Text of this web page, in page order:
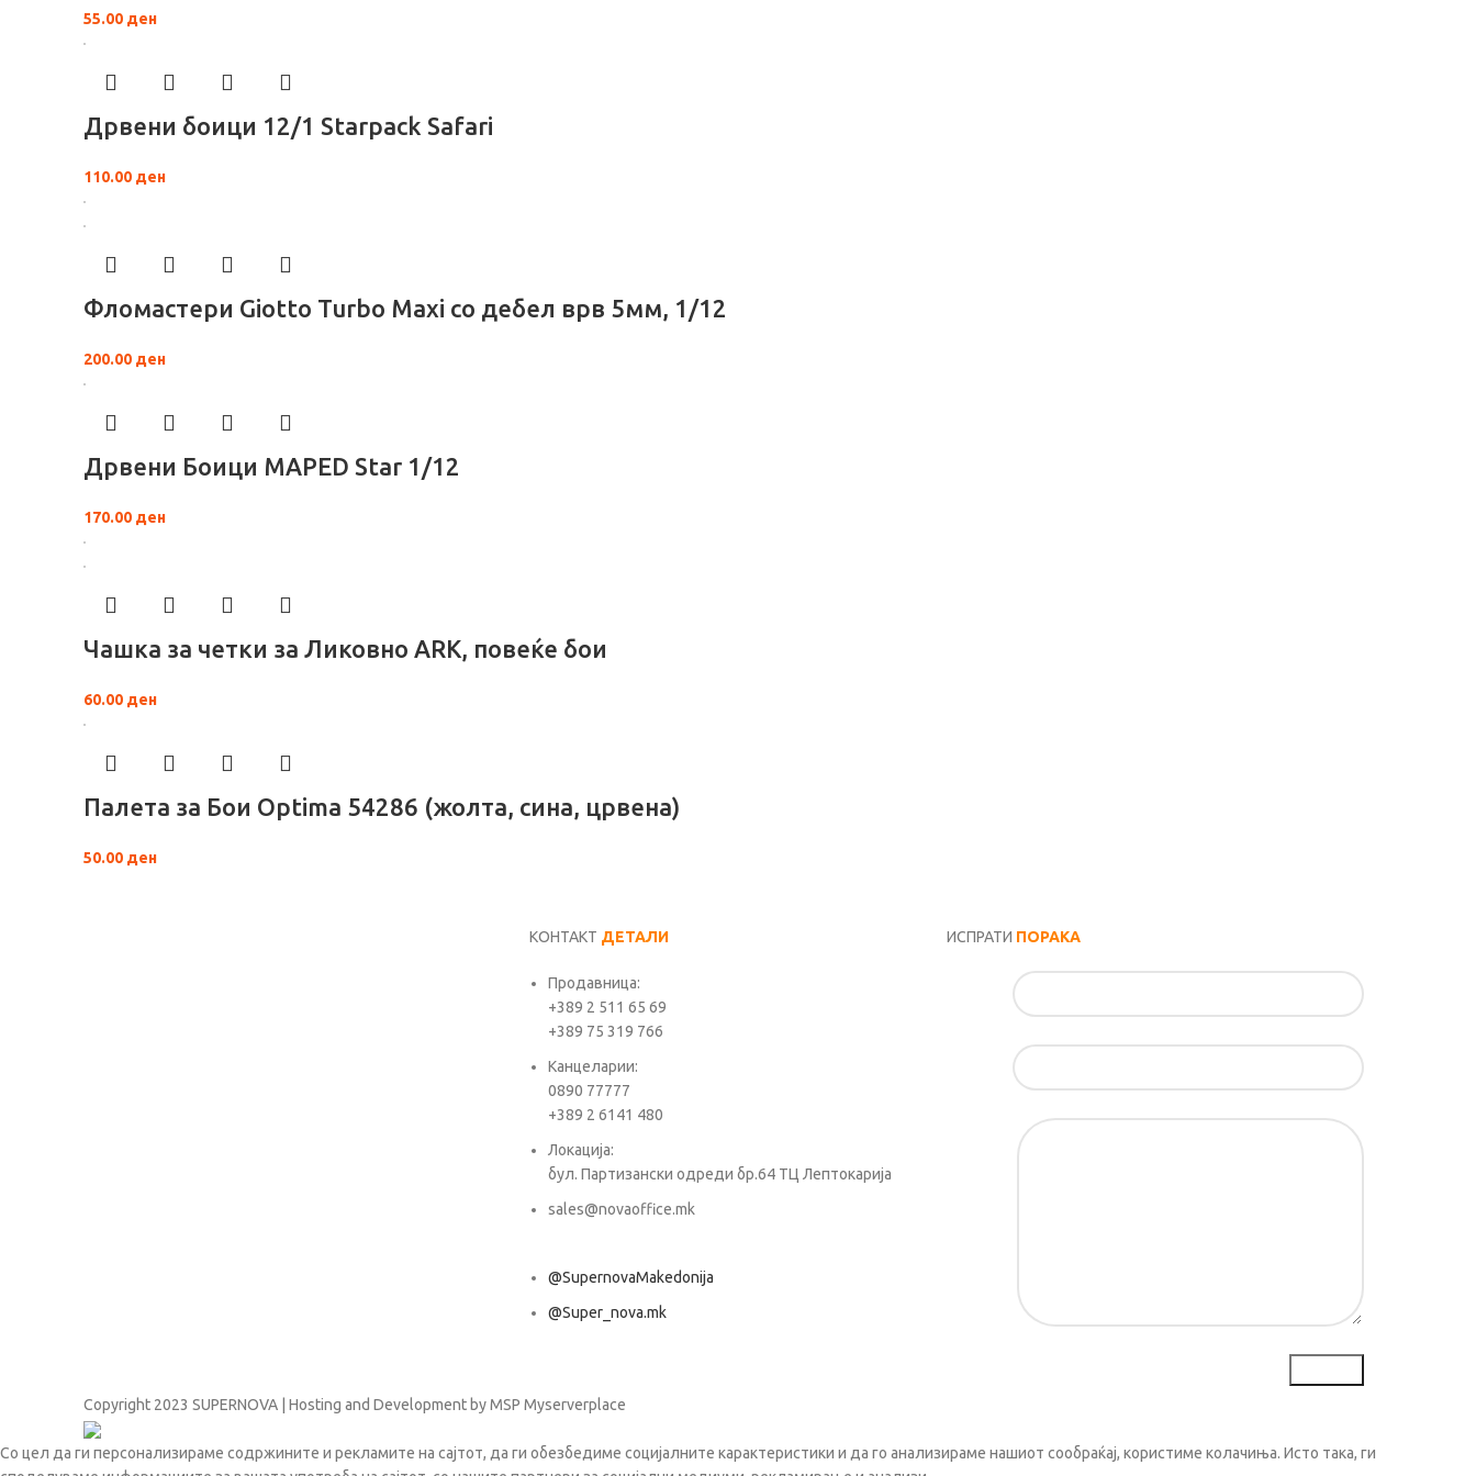
55.00 ден
Дрвени боици 12/1 Starpack Safari
110.00 ден
Фломастери Giotto Turbo Maxi со дебел врв 5мм, 1/12
200.00 ден
Дрвени Боици MAPED Star 1/12
170.00 ден
Чашка за четки за Ликовно ARK, повеќе бои
60.00 ден
Палета за Бои Optima 54286 (жолта, сина, црвена)
50.00 ден
КОНТАКТ ДЕТАЛИ
Продавница:
+389 2 511 65 69
+389 75 319 766
Канцеларии:
0890 77777
+389 2 6141 480
Локација:
бул. Партизански одреди бр.64 ТЦ Лептокарија
sales@novaoffice.mk
@SupernovaMakedonija
@Super_nova.mk
ИСПРАТИ ПОРАКА
Copyright 2023 SUPERNOVA | Hosting and Development by MSP Myserverplace
Со цел да ги персонализираме содржините и рекламите на сајтот, да ги обезбедиме социјалните карактеристики и да го анализираме нашиот сообраќај, користиме колачиња. Исто така, ги